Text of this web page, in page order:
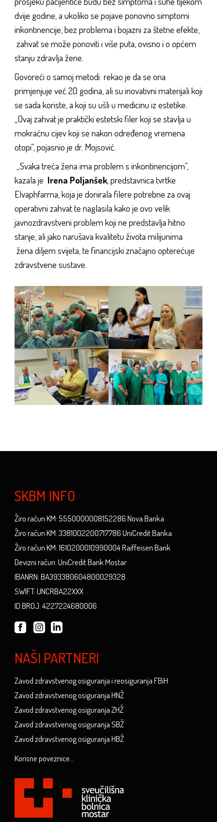
dvije godine, a ukoliko se pojave ponovno simptomi
inkontinencije, bez problema i bojazni za štetne efekte,
zahvat se može ponoviti i više puta, ovisno i o općem
stanju zdravlja žene.
Govoreći o samoj metodi rekao je da se ona
primjenjuje već 20 godina, ali su inovativni materijali koji
se sada koriste, a koji su ušli u medicinu iz estetike.
„Ovaj zahvat je praktički estetski filer koji se stavlja u
mokraćnu cijev koji se nakon određenog vremena
otopi“, pojasnio je dr. Mojsović.
„Svaka treća žena ima problem s inkontinencijom“,
kazala je Irena Poljanšek , predstavnica tvrtke
Elvaphfarma, koja je donirala filere potrebne za ovaj
operativni zahvat te naglasila kako je ovo velik
javnozdravstveni problem koji ne predstavlja hitno
stanje, ali jako narušava kvalitetu života milijunima
žena diljem svijeta, te financijski značajno opterećuje
zdravstvene sustave.
SKBM INFO
Žiro račun KM: 5550000008152286 Nova Banka
Žiro račun KM: 3381002200717786 UniCredit Banka
Žiro račun KM: 1610200010990004 Raiffeisen Bank
Devizni račun: UniCredit Bank Mostar
IBANRN: BA393380604800029328
SWIFT: UNCRBA22XXX
ID BROJ: 4227224680006
NAŠI PARTNERI
Zavod zdravstvenog osiguranja i reosiguranja FBiH
Zavod zdravstvenog osiguranja HNŽ
Zavod zdravstvenog osiguranja ZHŽ
Zavod zdravstvenog osiguranja SBŽ
Zavod zdravstvenog osiguranja HBŽ
Korisne poveznice...